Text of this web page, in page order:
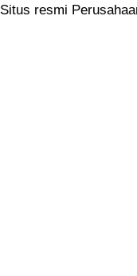
Situs resmi